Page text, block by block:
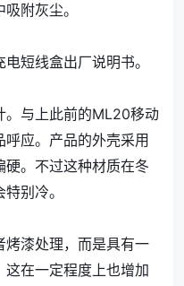
附灰尘。
短线盒出厂说明书。
。与上此前的ML20移动
应。产品的外壳采用
。不过这种材质在冬
别冷。
烤漆处理，而是具有一
在一定程度上也增加